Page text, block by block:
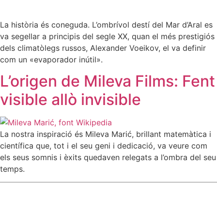
La història és coneguda. L’ombrívol destí del Mar d’Aral es
va segellar a principis del segle XX, quan el més prestigiós
dels climatòlegs russos, Alexander Voeikov, el va definir
com un «evaporador inútil».
L’origen de Mileva Films: Fent
visible allò invisible
La nostra inspiració és Mileva Marić, brillant matemàtica i
científica que, tot i el seu geni i dedicació, va veure com
els seus somnis i èxits quedaven relegats a l’ombra del seu
temps.